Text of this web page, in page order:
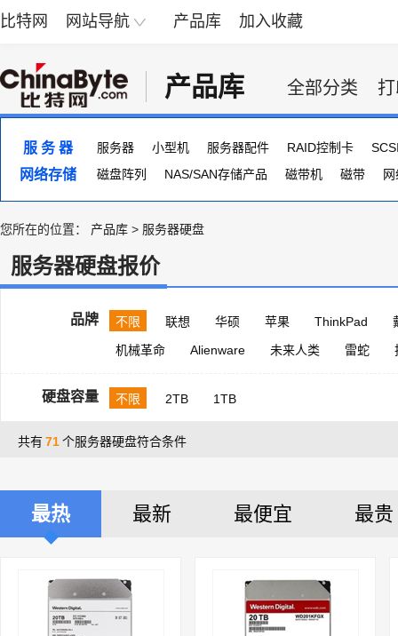
比特网 网站导航 产品库 加入收藏
产品库 全部分类
服 务 器 服务器 小型机 服务器配件 RAID控制卡
服务器主板
网络存储 磁盘阵列 NAS/SAN存储产品 磁带机 磁带
您所在的位置： 产品库 > 服务器硬盘
服务器硬盘报价
品牌 不限 联想 华硕 苹果 ThinkPad
机械革命
Alienware 未来人类 雷蛇
硬盘容量 不限 2TB 1TB
共有71个服务器硬盘符合条件
最热 最新 最便宜 最贵